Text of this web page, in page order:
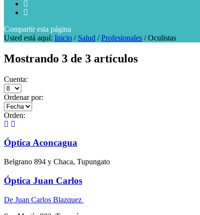
Compartir esta página
Usted está aquí: Inicio / Salud / Profesionales / Oculistas
Mostrando 3 de 3 artículos
Cuenta:
Ordenar por:
Orden:
Óptica Aconcagua
Belgrano 894 y Chaca, Tupungato
Óptica Juan Carlos
De Juan Carlos Blazquez